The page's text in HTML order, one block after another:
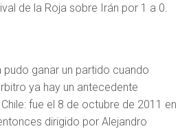
de la Roja sobre Irán por 1 a 0.
ganar un partido cuando
ya hay un antecedente
fue el 8 de octubre de 2011 en
dirigido por Alejandro